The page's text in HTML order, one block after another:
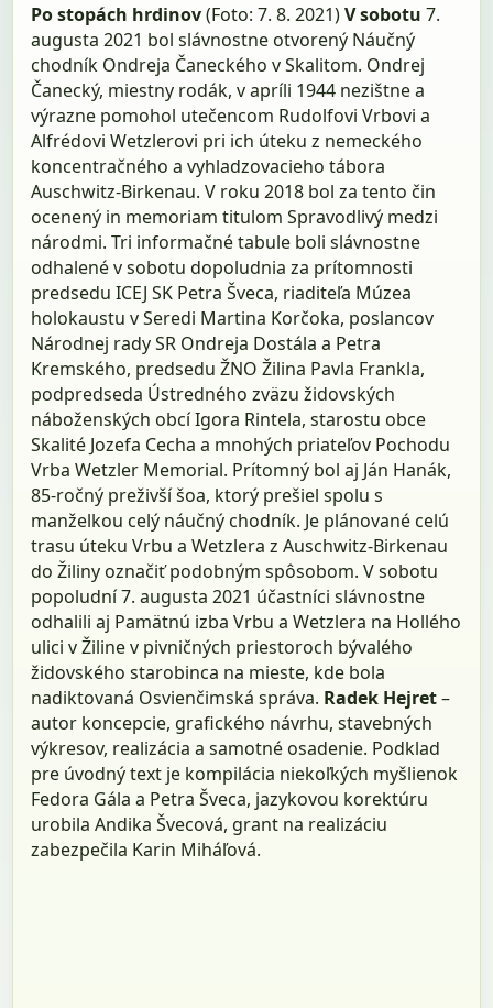
Po stopách hrdinov(Foto: 7. 8. 2021)V sobotu7.
augusta 2021 bol slávnostne otvorený Náučný
chodník Ondreja Čaneckého v Skalitom. Ondrej
Čanecký, miestny rodák, v apríli 1944 nezištne a
výrazne pomohol utečencom Rudolfovi Vrbovi a
Alfrédovi Wetzlerovi pri ich úteku z nemeckého
koncentračného a vyhladzovacieho tábora
Auschwitz-Birkenau. V roku 2018 bol za tento čin
ocenený in memoriam titulom Spravodlivý medzi
národmi. Tri informačné tabule boli slávnostne
odhalené v sobotu dopoludnia za prítomnosti
predsedu ICEJ SK Petra Šveca, riaditeľa Múzea
holokaustu v Seredi Martina Korčoka, poslancov
Národnej rady SR Ondreja Dostála a Petra
Kremského, predsedu ŽNO Žilina Pavla Frankla,
podpredseda Ústredného zväzu židovských
náboženských obcí Igora Rintela, starostu obce
Skalité Jozefa Cecha a mnohých priateľov Pochodu
Vrba Wetzler Memorial. Prítomný bol aj Ján Hanák,
85-ročný preživší šoa, ktorý prešiel spolu s
manželkou celý náučný chodník. Je plánované celú
trasu úteku Vrbu a Wetzlera z Auschwitz-Birkenau
do Žiliny označiť podobným spôsobom. V sobotu
popoludní 7. augusta 2021 účastníci slávnostne
odhalili aj Pamätnú izba Vrbu a Wetzlera na Hollého
ulici v Žiline v pivničných priestoroch bývalého
židovského starobinca na mieste, kde bola
nadiktovaná Osvienčimská správa. Radek Hejret–
autor koncepcie, grafického návrhu, stavebných
výkresov, realizácia a samotné osadenie. Podklad
pre úvodný text je kompilácia niekoľkých myšlienok
Fedora Gála a Petra Šveca, jazykovou korektúru
urobila Andika Švecová, grant na realizáciu
zabezpečila Karin Miháľová.